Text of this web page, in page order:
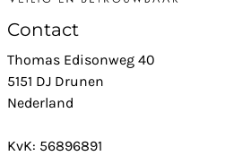
Contact
Thomas Edisonweg 40
5151 DJ Drunen
Nederland
KvK: 56896891